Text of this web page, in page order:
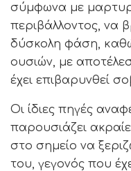
σύμφωνα με
περιβάλλοντος, να
δύσκολη φάση,
ουσιών, με
έχει επιβαρυνθεί
Οι ίδιες πηγές
παρουσιάζει
στο σημείο να
του, γεγονός που